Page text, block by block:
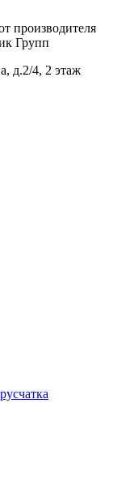
Групп
д.2/4, 2 этаж